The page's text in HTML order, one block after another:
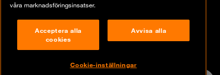
Compliance
våra marknadsföringsinsatser.
Acceptera alla
cookies
Avvisa alla
Cookie-inställningar